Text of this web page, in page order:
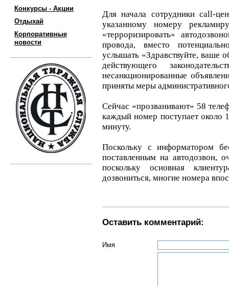
Конкурсы - Акции
Отдыхай
Корпоративные
новости
Для начала сотрудники call-
указанному номеру
«терроризировать»
провода, вместо
услышать «Здравствуйте, ваше
действующего
несанкционированные
приняты меры
Сейчас «прозванивают» 58
каждый номер поступает около
минуту.
Поскольку с информатором
поставленным на автодозвон,
поскольку основная
дозвониться, многие номера
Оставить комментарий:
Имя